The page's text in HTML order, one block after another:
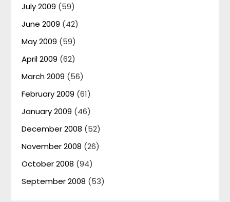
July 2009 (59)
June 2009 (42)
May 2009 (59)
April 2009 (62)
March 2009 (56)
February 2009 (61)
January 2009 (46)
December 2008 (52)
November 2008 (26)
October 2008 (94)
September 2008 (53)